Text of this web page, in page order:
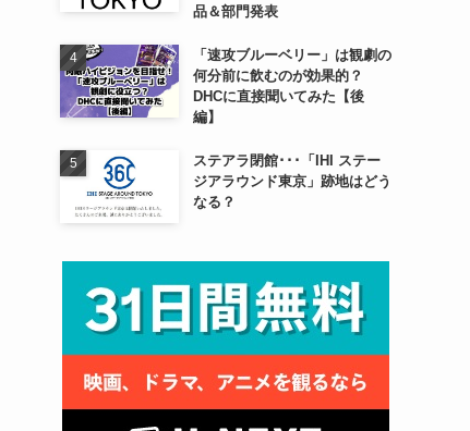
品＆部門発表
「速攻ブルーベリー」は観劇の
何分前に飲むのが効果的？
DHCに直接聞いてみた【後
編】
ステアラ閉館･･･「IHI ステー
ジアラウンド東京」跡地はどう
なる？